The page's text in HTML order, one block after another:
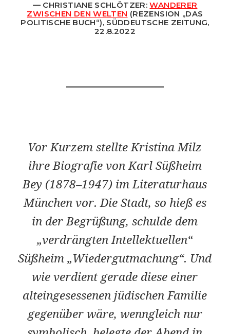
CHRISTIANE SCHLÖTZER:WANDERER
ZWISCHEN DEN WELTEN (REZENSION „DAS
POLITISCHE BUCH“), SÜDDEUTSCHE ZEITUNG,
22.8.2022
Vor Kurzem stellte Kristina Milz
ihre Biografie von Karl Süßheim
Bey (1878–1947) im Literaturhaus
München vor. Die Stadt, so hieß es
in der Begrüßung, schulde dem
„verdrängten Intellektuellen“
Süßheim „Wiedergutmachung“. Und
wie verdient gerade diese einer
alteingesessenen jüdischen Familie
gegenüber wäre, wenngleich nur